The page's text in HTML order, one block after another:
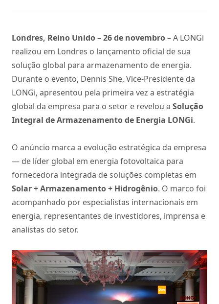
Londres, Reino Unido – 26 de novembro– A LONGi
realizou em Londres o lançamento oficial de sua
solução global para armazenamento de energia.
Durante o evento, Dennis She, Vice-Presidente da
LONGi, apresentou pela primeira vez a estratégia
global da empresa para o setor e revelou a Solução
Integral de Armazenamento de Energia LONGi.
O anúncio marca a evolução estratégica da empresa
— de líder global em energia fotovoltaica para
fornecedora integrada de soluções completas em
Solar + Armazenamento + Hidrogênio. O marco foi
acompanhado por especialistas internacionais em
energia, representantes de investidores, imprensa e
analistas do setor.